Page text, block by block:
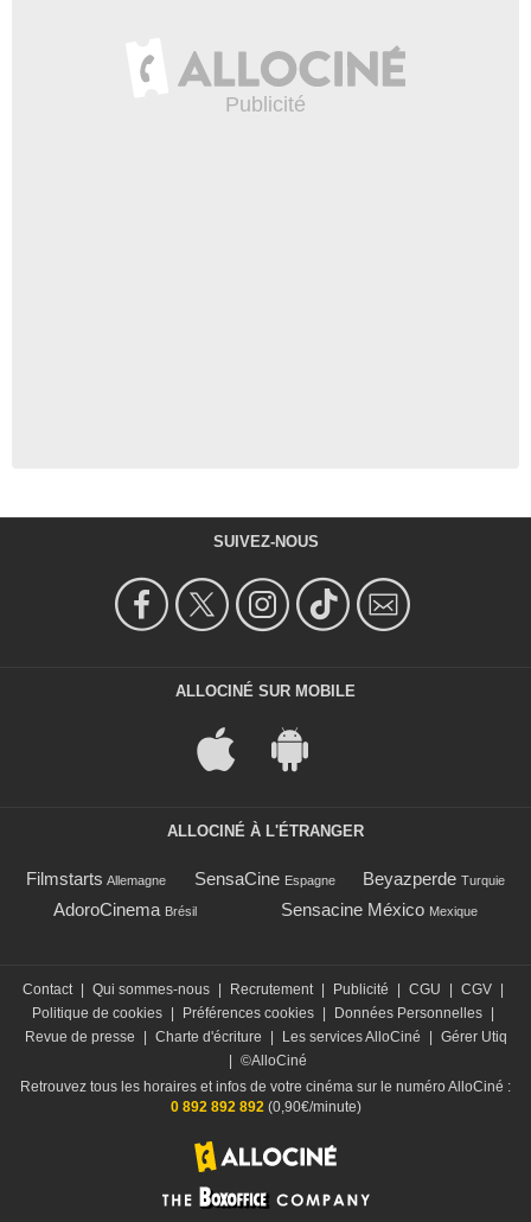
SUIVEZ-NOUS
ALLOCINÉ SUR MOBILE
ALLOCINÉ À L'ÉTRANGER
Filmstarts Allemagne SensaCine Espagne Beyazperde Turquie
AdoroCinema Brésil Sensacine México Mexique
Contact | Qui sommes-nous | Recrutement | Publicité | CGU | CGV |
Politique de cookies | Préférences cookies | Données Personnelles |
Revue de presse
| Charte d'écriture | Les services AlloCiné | Gérer Utiq
| ©AlloCiné
Retrouvez tous les horaires et infos de votre cinéma sur le numéro AlloCiné :
0 892 892 892 (0,90€/minute)